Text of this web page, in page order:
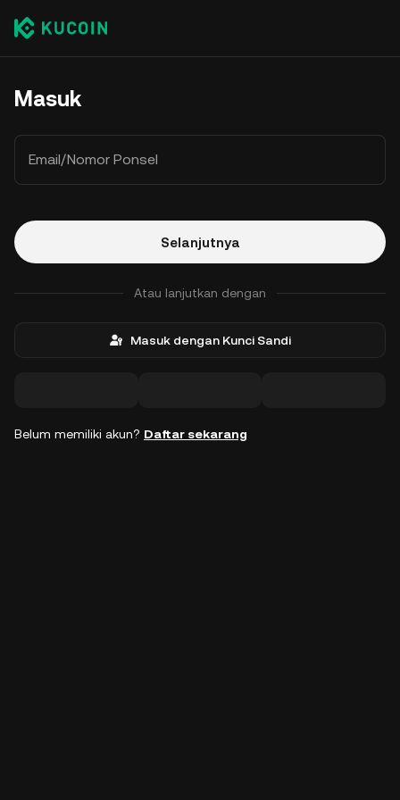
Masuk
Email/Nomor Ponsel
Selanjutnya
Atau lanjutkan dengan
Masuk dengan Kunci Sandi
Belum memiliki akun? Daftar sekarang